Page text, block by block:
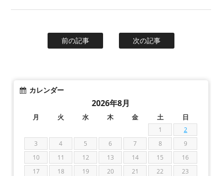
前の記事 次の記事
カレンダー
2026年8月
月 火 水 木 金 土 日
1
2
3
4 5 6 7 8
9
10
11 12 13 14 15
16
17
18 19 20 21 22
23